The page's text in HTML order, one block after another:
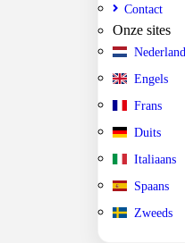
Contact
Onze sites
Engels
Frans
Duits
Italiaans
Spaans
Zweeds